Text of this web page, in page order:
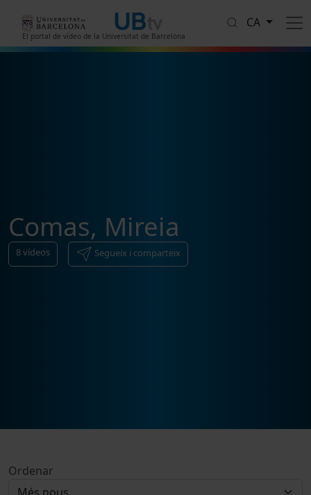
El portal de vídeo de la Universitat de Barcelona
CA
Comas, Mireia
8vídeos Segueix i comparteix
Ordenar